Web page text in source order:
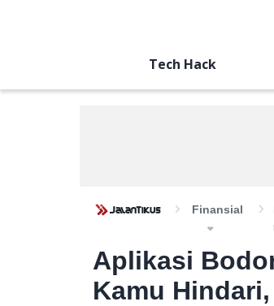
Tech Hack
Finansial
Aplikasi
Kamu